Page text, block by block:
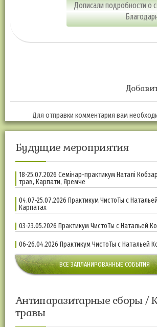
Дописали подробности о
Для отправки комментария вам
Будущие мероприятия
18-25.07.2026 Семінар-практикум Наталі
трав, Карпати, Яремче
04.07-25.07.2026 Практикум ЧистоТы с
Карпатах
03-23.05.2026 Практикум ЧистоТы с Натальей
06-26.04.2026 Практикум ЧистоТы с Натальей
ВСЕ ЗАПЛАНИРОВАННЫЕ СОБЫТИЯ
Антипаразитарные сборы /
травы